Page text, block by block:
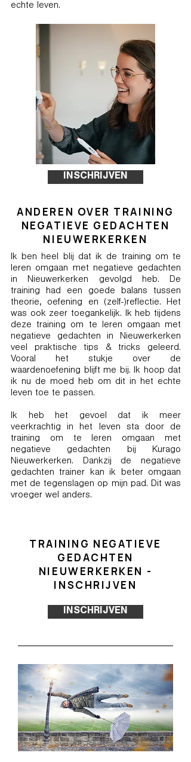
echte leven.
INSCHRIJVEN
ANDEREN OVER TRAINING
NEGATIEVE GEDACHTEN
NIEUWERKERKEN
Ik ben heel blij dat ik de training om te
leren omgaan met negatieve gedachten
in Nieuwerkerken gevolgd heb. De
training had een goede balans tussen
theorie, oefening en (zelf-)reflectie. Het
was ook zeer toegankelijk. Ik heb tijdens
deze training om te leren omgaan met
negatieve gedachten in Nieuwerkerken
veel praktische tips & tricks geleerd.
Vooral het stukje over de
waardenoefening blijft me bij. Ik hoop dat
ik nu de moed heb om dit in het echte
leven toe te passen.
Ik heb het gevoel dat ik meer
veerkrachtig in het leven sta door de
training om te leren omgaan met
negatieve gedachten bij Kurago
Nieuwerkerken. Dankzij de negatieve
gedachten trainer kan ik beter omgaan
met de tegenslagen op mijn pad. Dit was
vroeger wel anders.
TRAINING NEGATIEVE
GEDACHTEN
NIEUWERKERKEN -
INSCHRIJVEN
INSCHRIJVEN